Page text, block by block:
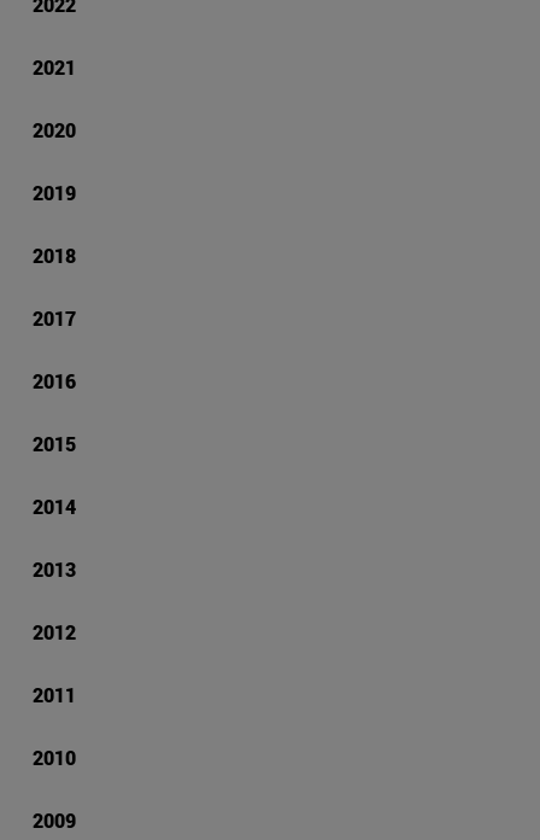
2021
2020
2019
2018
2017
2016
2015
2014
2013
2012
2011
2010
2009